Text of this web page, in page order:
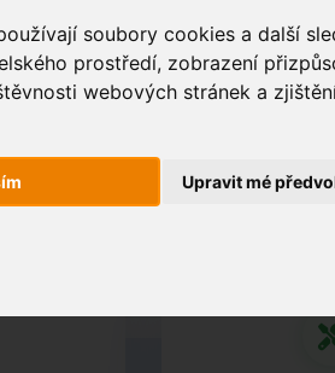
soubory cookies a další
prostředí, zobrazení
webových stránek a
Upravit mé